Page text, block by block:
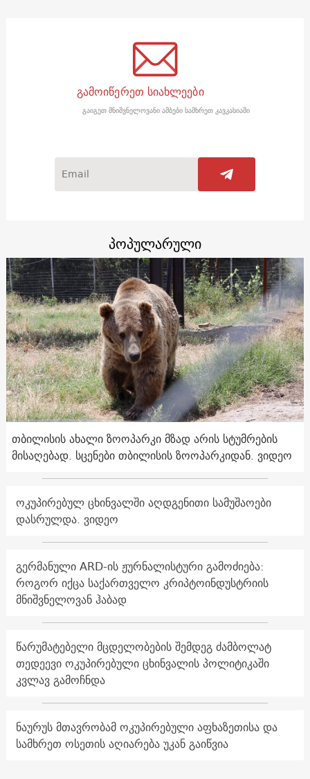
გამოიწერეთ სიახლეები
გაიგეთ მნიშვნელოვანი ამბები სამხრეთ კავკასიაში
პოპულარული
თბილისის ახალი ზოოპარკი მზად არის სტუმრების
მისაღებად. სცენები თბილისის ზოოპარკიდან. ვიდეო
ოკუპირებულ ცხინვალში აღდგენითი სამუშაოები
დასრულდა. ვიდეო
გერმანული ARD-ის ჟურნალისტური გამოძიება:
როგორ იქცა საქართველო კრიპტოინდუსტრიის
მნიშვნელოვან ჰაბად
წარუმატებელი მცდელობების შემდეგ ძამბოლატ
თედეევი ოკუპირებული ცხინვალის პოლიტიკაში
კვლავ გამოჩნდა
ნაურუს მთავრობამ ოკუპირებული აფხაზეთისა და
სამხრეთ ოსეთის აღიარება უკან გაიწვია